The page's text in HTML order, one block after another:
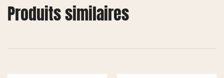
Produits similaires